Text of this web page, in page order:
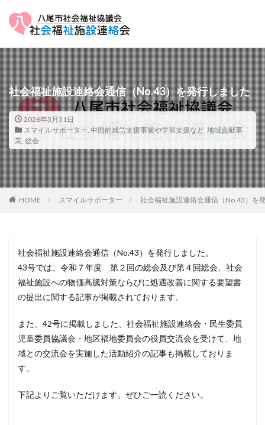
社会福祉施設連絡会通信（No.43）を発行しました
2026年3月31日
スマイルサポーター, 中間的就労支援事業や学習支援など, 地域貢献事
業, 総会
HOME スマイルサポーター 社会福祉施設連絡会通信（No.43）を
社会福祉施設連絡会通信（No.43）を発行しました。
43号では、令和７年度 第２回の総会及び第４回総会、社会
福祉施設への物価高騰対策ならびに処遇改善に関する要望書
の提出に関する記事が掲載されております。
また、42号に掲載しました、社会福祉施設連絡会・民生委員
児童委員協議会・地区福地委員会の役員交流会を受けて、地
域との交流会を実施した活動紹介の記事も掲載しておりま
す。
下記よりご覧いただけます。ぜひご一読ください。